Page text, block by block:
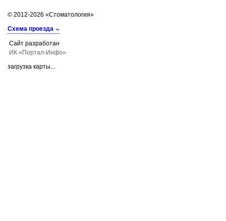
© 2012-2026 «Стоматология»
Схема проезда
Сайт разработан
ИК «Портал-Инфо»
загрузка карты...